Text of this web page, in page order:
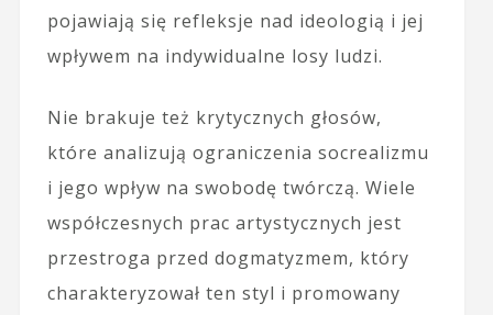
pojawiają się refleksje nad ideologią i jej
wpływem na indywidualne losy ludzi.
Nie brakuje też krytycznych głosów,
które analizują ograniczenia socrealizmu
i jego wpływ na swobodę twórczą. Wiele
współczesnych prac artystycznych jest
przestroga przed dogmatyzmem, który
charakteryzował ten styl i promowany